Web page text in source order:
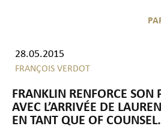
28.05.2015
FRANÇOIS VERDOT
FRANKLIN RENFORCE
AVEC L’ARRIVÉE DE
EN TANT QUE OF COUNSEL.